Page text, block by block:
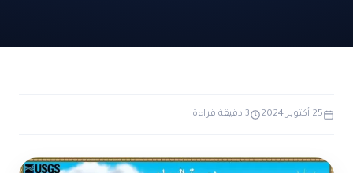
الاعجاز العلمي علوم الطب و الحياة
مقالات اسلامية
المؤلفون
25 أكتوبر 2024 3 دقيقة قراءة